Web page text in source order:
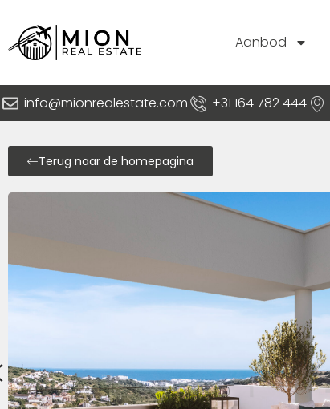
Aanbod
info@mionrealestate.com +31 164 782 444
Terug naar de homepagina